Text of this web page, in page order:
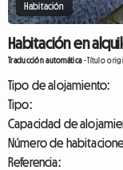
Habitación
Habitación en
Traducción automática-Título
Tipo de alojamiento:
Tipo:
Capacidad de
Número de
Referencia: